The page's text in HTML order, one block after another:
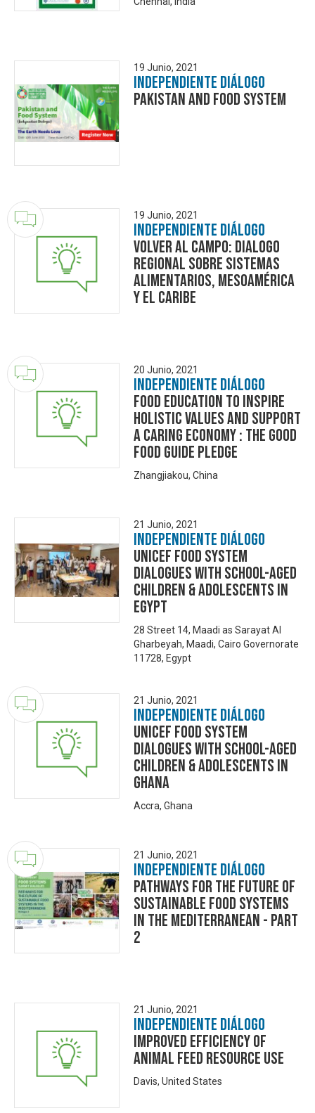
19 Junio, 2021
Independiente Diálogo
Pakistan and Food System
19 Junio, 2021
Independiente Diálogo
Volver al Campo: Dialogo
Regional sobre Sistemas
Alimentarios, Mesoamérica
y El Caribe
20 Junio, 2021
Independiente Diálogo
Food Education to inspire
holistic values and support
a caring economy : The Good
Food Guide Pledge
Zhangjiakou, China
21 Junio, 2021
Independiente Diálogo
UNICEF Food System
Dialogues with School-aged
Children & Adolescents in
Egypt
28 Street 14, Maadi as Sarayat Al
Gharbeyah, Maadi, Cairo Governorate
11728, Egypt
21 Junio, 2021
Independiente Diálogo
UNICEF Food System
Dialogues with School-aged
Children & Adolescents in
Ghana
Accra, Ghana
21 Junio, 2021
Independiente Diálogo
Pathways for the future of
sustainable food systems
in the Mediterranean - Part
2
21 Junio, 2021
Independiente Diálogo
Improved Efficiency of
Animal Feed Resource Use
Davis, United States